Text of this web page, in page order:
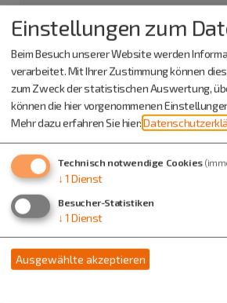
Schiffsanlegestelle
92334 Berching
Veranstalter
1.FCN Fanclub Berching e.V.
Herr Tobias Krenauer
92334 Berching
08462 00000
Einstellungen zum
Beim Besuch unserer Website werden
verarbeitet. Mit Ihrer Zustimmung können
zum Zweck der statistischen Auswertung,
können die hier vorgenommenen
Mehr dazu erfahren Sie hier:
Technisch notwendige Cookies
↓ 1 Dienst
Besucher-Statistiken
↓ 1 Dienst
Ausgewählte akzeptieren